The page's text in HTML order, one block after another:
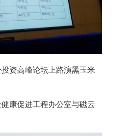
资高峰论坛上路演黑玉米
康促进工程办公室与磁云